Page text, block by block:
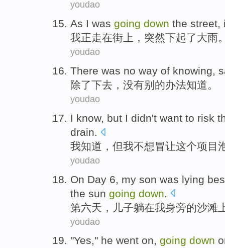
youdao
As I was going down the street,
我正走在街上，突然下起了大雨
youdao
There was no way of knowing,
除了下去 ， 没有别的办法知道。
youdao
I know, but I didn't want to risk
drain.
我知道 ， 但我不想冒让这个项目
youdao
On Day 6 my son was lying
the sun going down
第六天 ， 儿子躺在我身旁的沙滩
youdao
"Yes," he went on, going down